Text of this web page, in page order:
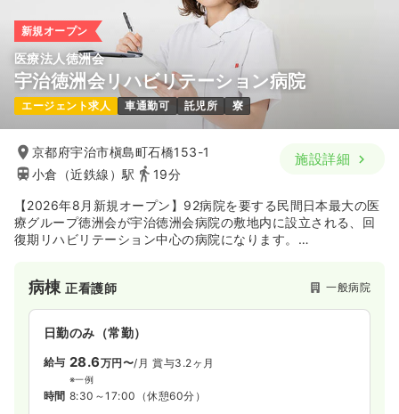
気になる 詳細を見る
2交代（常勤） 一時募集休止
給与 35.0万円/月 賞与2ヶ月
※経験3年の例
時間 8:00～20:00（休憩60分）
4週8休以上
担当業務未経験可
気になる 詳細を見る
新規オープン
医療法人徳洲会
宇治徳洲会リハビリテーション病院
エージェント求人 車通勤可 託児所 寮
京都府宇治市槇島町石橋153-1
小倉（近鉄線）駅
19分
施設詳細
【2026年8月新規オープン】92病院を要する民間日本最大の医
療グループ徳洲会が宇治徳洲会病院の敷地内に設立される、回
復期リハビリテーション中心の病院になります。
病棟正看護師 一般病院
日勤のみ（常勤）
給与 28.6万円〜/月 賞与3.2ヶ月
※一例
時間 8:30～17:00 （休憩60分）